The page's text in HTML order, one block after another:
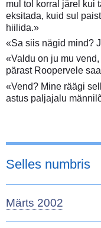
mul tol korral järel kui
eksitada, kuid sul
hiilida.»
«Sa siis nägid mind?
«Valdu on ju mu
pärast Roopervele
«Vend? Mine räägi
astus paljajalu
Selles numbris
Märts 2002